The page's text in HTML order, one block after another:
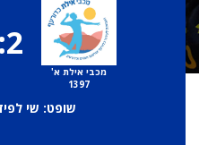
מכבי אילת א'
1397
שופט: שי